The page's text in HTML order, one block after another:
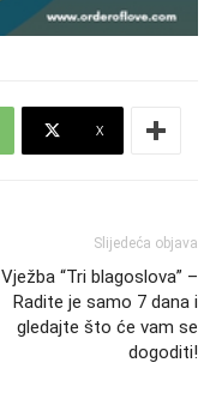
X
Slijedeća objava
Vježba “Tri blagoslova” –
Radite je samo 7 dana i
gledajte što će vam se
dogoditi!